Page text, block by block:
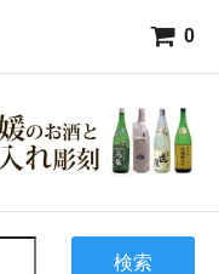
0
検索